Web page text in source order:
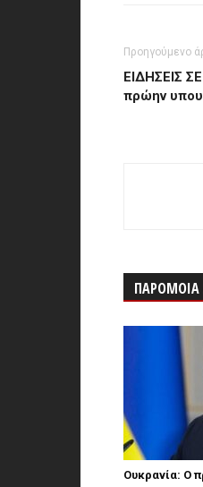
Προηγούμενο
ΕΙΔΗΣΕΙΣ
πρώην
ΠΑΡΟΜΟΙΑ
Ουκρανία: Ο